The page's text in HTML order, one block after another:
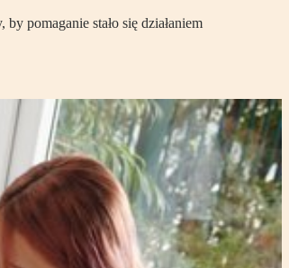
pomaganie stało się działaniem